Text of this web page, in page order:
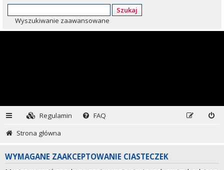
Szukaj
Wyszukiwanie zaawansowane
Regulamin
FAQ
Strona główna
WYMAGANE ZAAKCEPTOWANIE CIASTECZEK